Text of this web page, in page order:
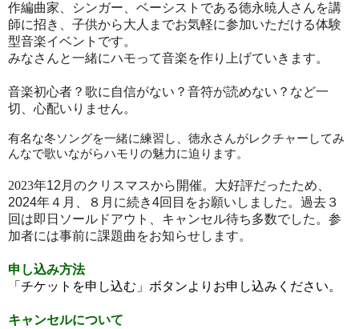
作編曲家、シンガー、ベーシストである徳永暁人さんを講
師に招き、子供から大人までお気軽に参加いただける体験
型音楽イベントです。
みなさんと一緒にハモって音楽を作り上げていきます。
音楽初心者？歌に自信がない？音符が読めない？など一
切、心配いりません。
有名な冬ソングを一緒に練習し、徳永さんがレクチャーしてみ
んなで歌いながらハモリの魅力に迫ります。
2023年12月のクリスマスから開催。大好評だったため、
2024年４月、８月に続き4回目をお願いしました。過去３
回は即日ソールドアウト、キャンセル待ち多数でした。参
加者には事前に課題曲をお知らせします。
申し込み方法
「チケットを申し込む」ボタンよりお申し込みください。
キャンセルについて